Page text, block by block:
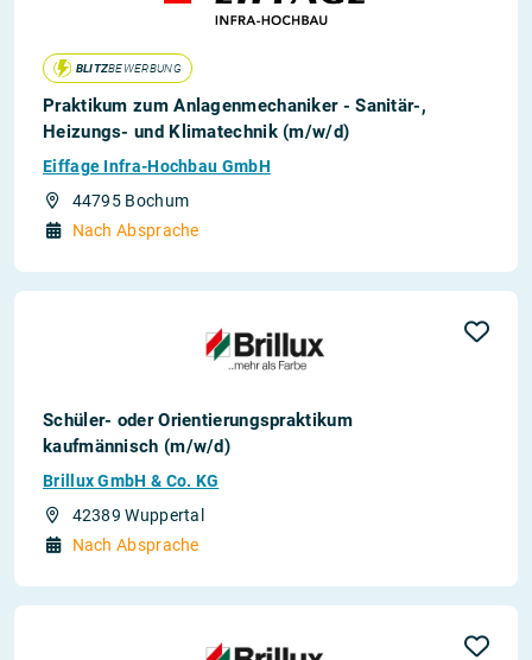
BLITZBEWERBUNG
Praktikum zum Anlagenmechaniker - Sanitär-,
Heizungs- und Klimatechnik (m/w/d)
Eiffage Infra-Hochbau GmbH
44795 Bochum
Nach Absprache
Schüler- oder Orientierungspraktikum
kaufmännisch (m/w/d)
Brillux GmbH & Co. KG
42389 Wuppertal
Nach Absprache